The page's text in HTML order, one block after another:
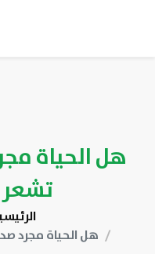
هل الحياة
هل الحياة مجرد